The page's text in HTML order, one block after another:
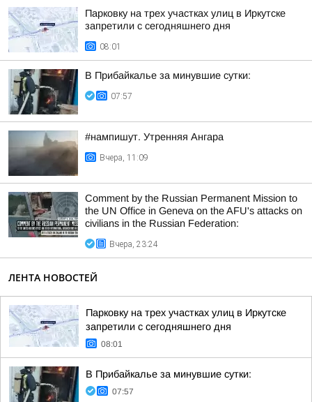
Парковку на трех участках улиц в Иркутске
запретили с сегодняшнего дня
08:01
В Прибайкалье за минувшие сутки:
07:57
#нампишут. Утренняя Ангара
Вчера, 11:09
Comment by the Russian Permanent Mission to
the UN Office in Geneva on the AFU's attacks on
civilians in the Russian Federation:
Вчера, 23:24
ЛЕНТА НОВОСТЕЙ
Парковку на трех участках улиц в Иркутске
запретили с сегодняшнего дня
08:01
В Прибайкалье за минувшие сутки:
07:57